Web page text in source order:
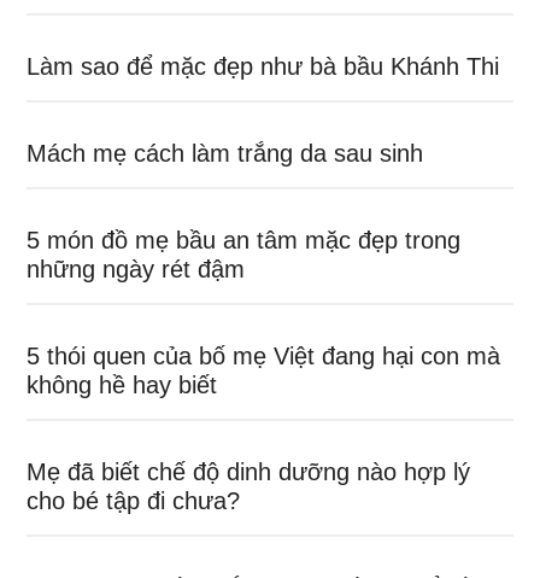
Làm sao để mặc đẹp như bà bầu Khánh Thi
Mách mẹ cách làm trắng da sau sinh
5 món đồ mẹ bầu an tâm mặc đẹp trong
những ngày rét đậm
5 thói quen của bố mẹ Việt đang hại con mà
không hề hay biết
Mẹ đã biết chế độ dinh dưỡng nào hợp lý
cho bé tập đi chưa?